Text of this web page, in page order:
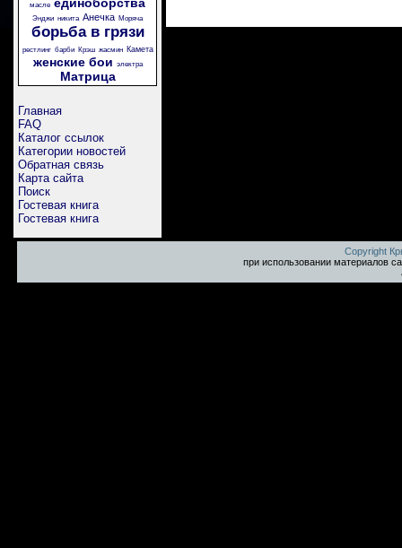
масле
Энджи никита Анечка Моряча
борьба в грязи
рестлинг барби Крэш жасмин Камета
женские бои электра
Матрица
Главная
FAQ
Каталог ссылок
Категории новостей
Обратная связь
Карта сайта
Поиск
Гостевая книга
Гостевая книга
Copyright
при использовании материалов